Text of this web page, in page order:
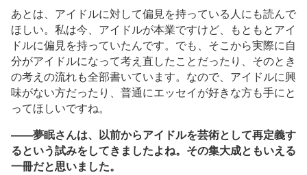
あとは、アイドルに対して偏見を持っている人にも読んで
ほしい。私は今、アイドルが本業ですけど、もともとアイ
ドルに偏見を持っていたんです。でも、そこから実際に自
分がアイドルになって考え直したことだったり、そのとき
の考えの流れも全部書いています。なので、アイドルに興
味がない方だったり、普通にエッセイが好きな方も手にと
ってほしいですね。
――夢眠さんは、以前からアイドルを芸術として再定義す
るという試みをしてきましたよね。その集大成ともいえる
一冊だと思いました。